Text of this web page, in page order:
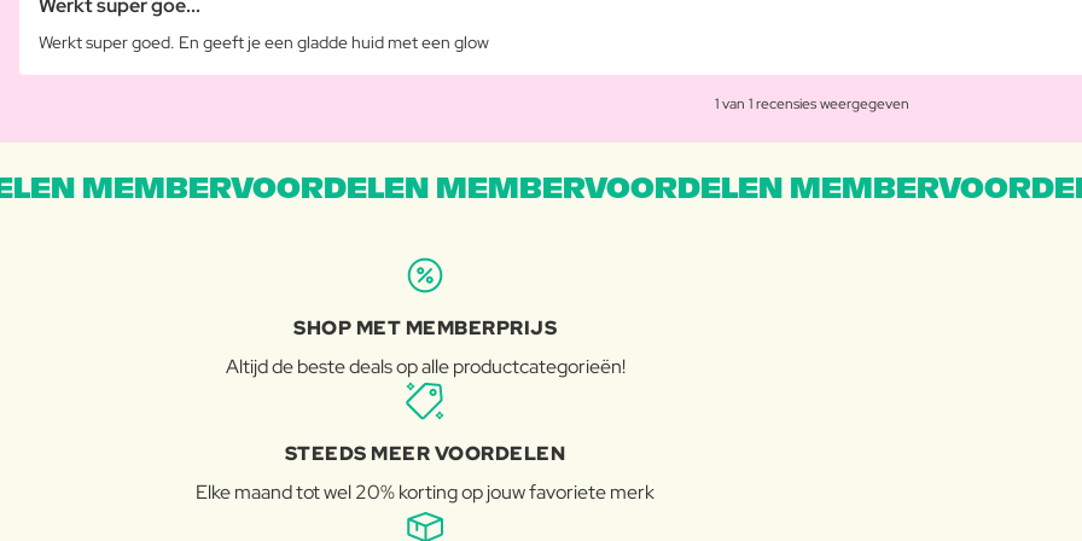
Werkt super goed. En geeft je een gladde huid met een glow
1 van 1 recensies weergegeven
MEMBERVOORDELEN MEMBERVOORDELEN
SHOP MET MEMBERPRIJS
Altijd de beste deals op alle productcategorieën!
STEEDS MEER VOORDELEN
Elke maand tot wel 20% korting op jouw favoriete merk